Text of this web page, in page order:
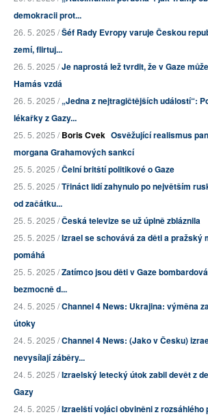
demokracii prot...
26. 5. 2025 /Šéf Rady Evropy varuje Českou
zemí, flirtuj...
26. 5. 2025 /Je naprostá lež tvrdit, že v Gaze
Hamás vzdá
26. 5. 2025 /„Jedna z nejtragičtějších událostí“:
lékařky z Gazy...
25. 5. 2025 /Boris Cvek Osvěžující realismus
morgana Grahamových sankcí
25. 5. 2025 /Čelní britští politikové o Gaze
25. 5. 2025 /Třináct lidí zahynulo po největším
od začátku...
25. 5. 2025 /Česká televize se už úplně zbláznila
25. 5. 2025 /Izrael se schovává za děti a pražský
pomáhá
25. 5. 2025 /Zatímco jsou děti v Gaze
bezmocně d...
24. 5. 2025 /Channel 4 News: Ukrajina: výměna
útoky
24. 5. 2025 /Channel 4 News: (Jako v Česku)
nevysílají záběry...
24. 5. 2025 /Izraelský letecký útok zabil devět z
Gazy
24. 5. 2025 /Izraelští vojáci obviněni z